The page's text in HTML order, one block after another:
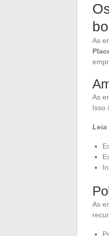
As
As
Isso
Leia
As